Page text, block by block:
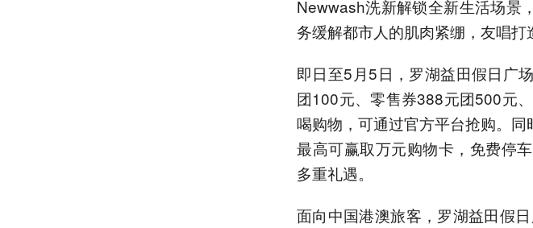
Newwash洗新解锁全新生活场景
务缓解都市人的肌肉紧绷，友唱打
即日至5月5日，罗湖益田假日广
团100元、零售券388元团500元
喝购物，可通过官方平台抢购。同
最高可赢取万元购物卡，免费停
多重礼遇。
面向中国港澳旅客，罗湖益田假